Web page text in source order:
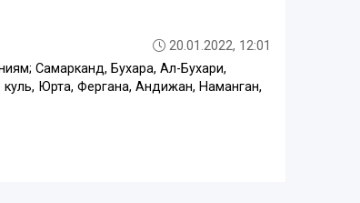
20.01.2022, 12:01
Самарканд, Бухара, Ал-Бухари,
Юрта, Фергана, Андижан, Наманган,